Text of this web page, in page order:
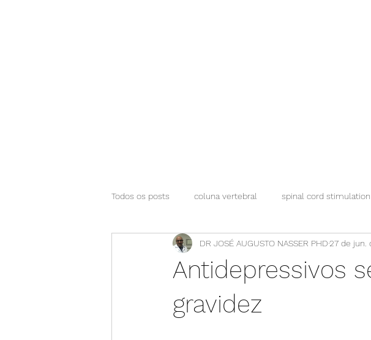
Todos os posts coluna vertebral spinal cord stimulation
Antidepressivos
gravidez
DR JOSÉ AUGUSTO NASSER PHD27 de jun.